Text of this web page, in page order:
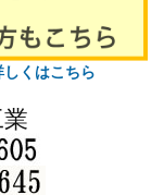
しくはこちら